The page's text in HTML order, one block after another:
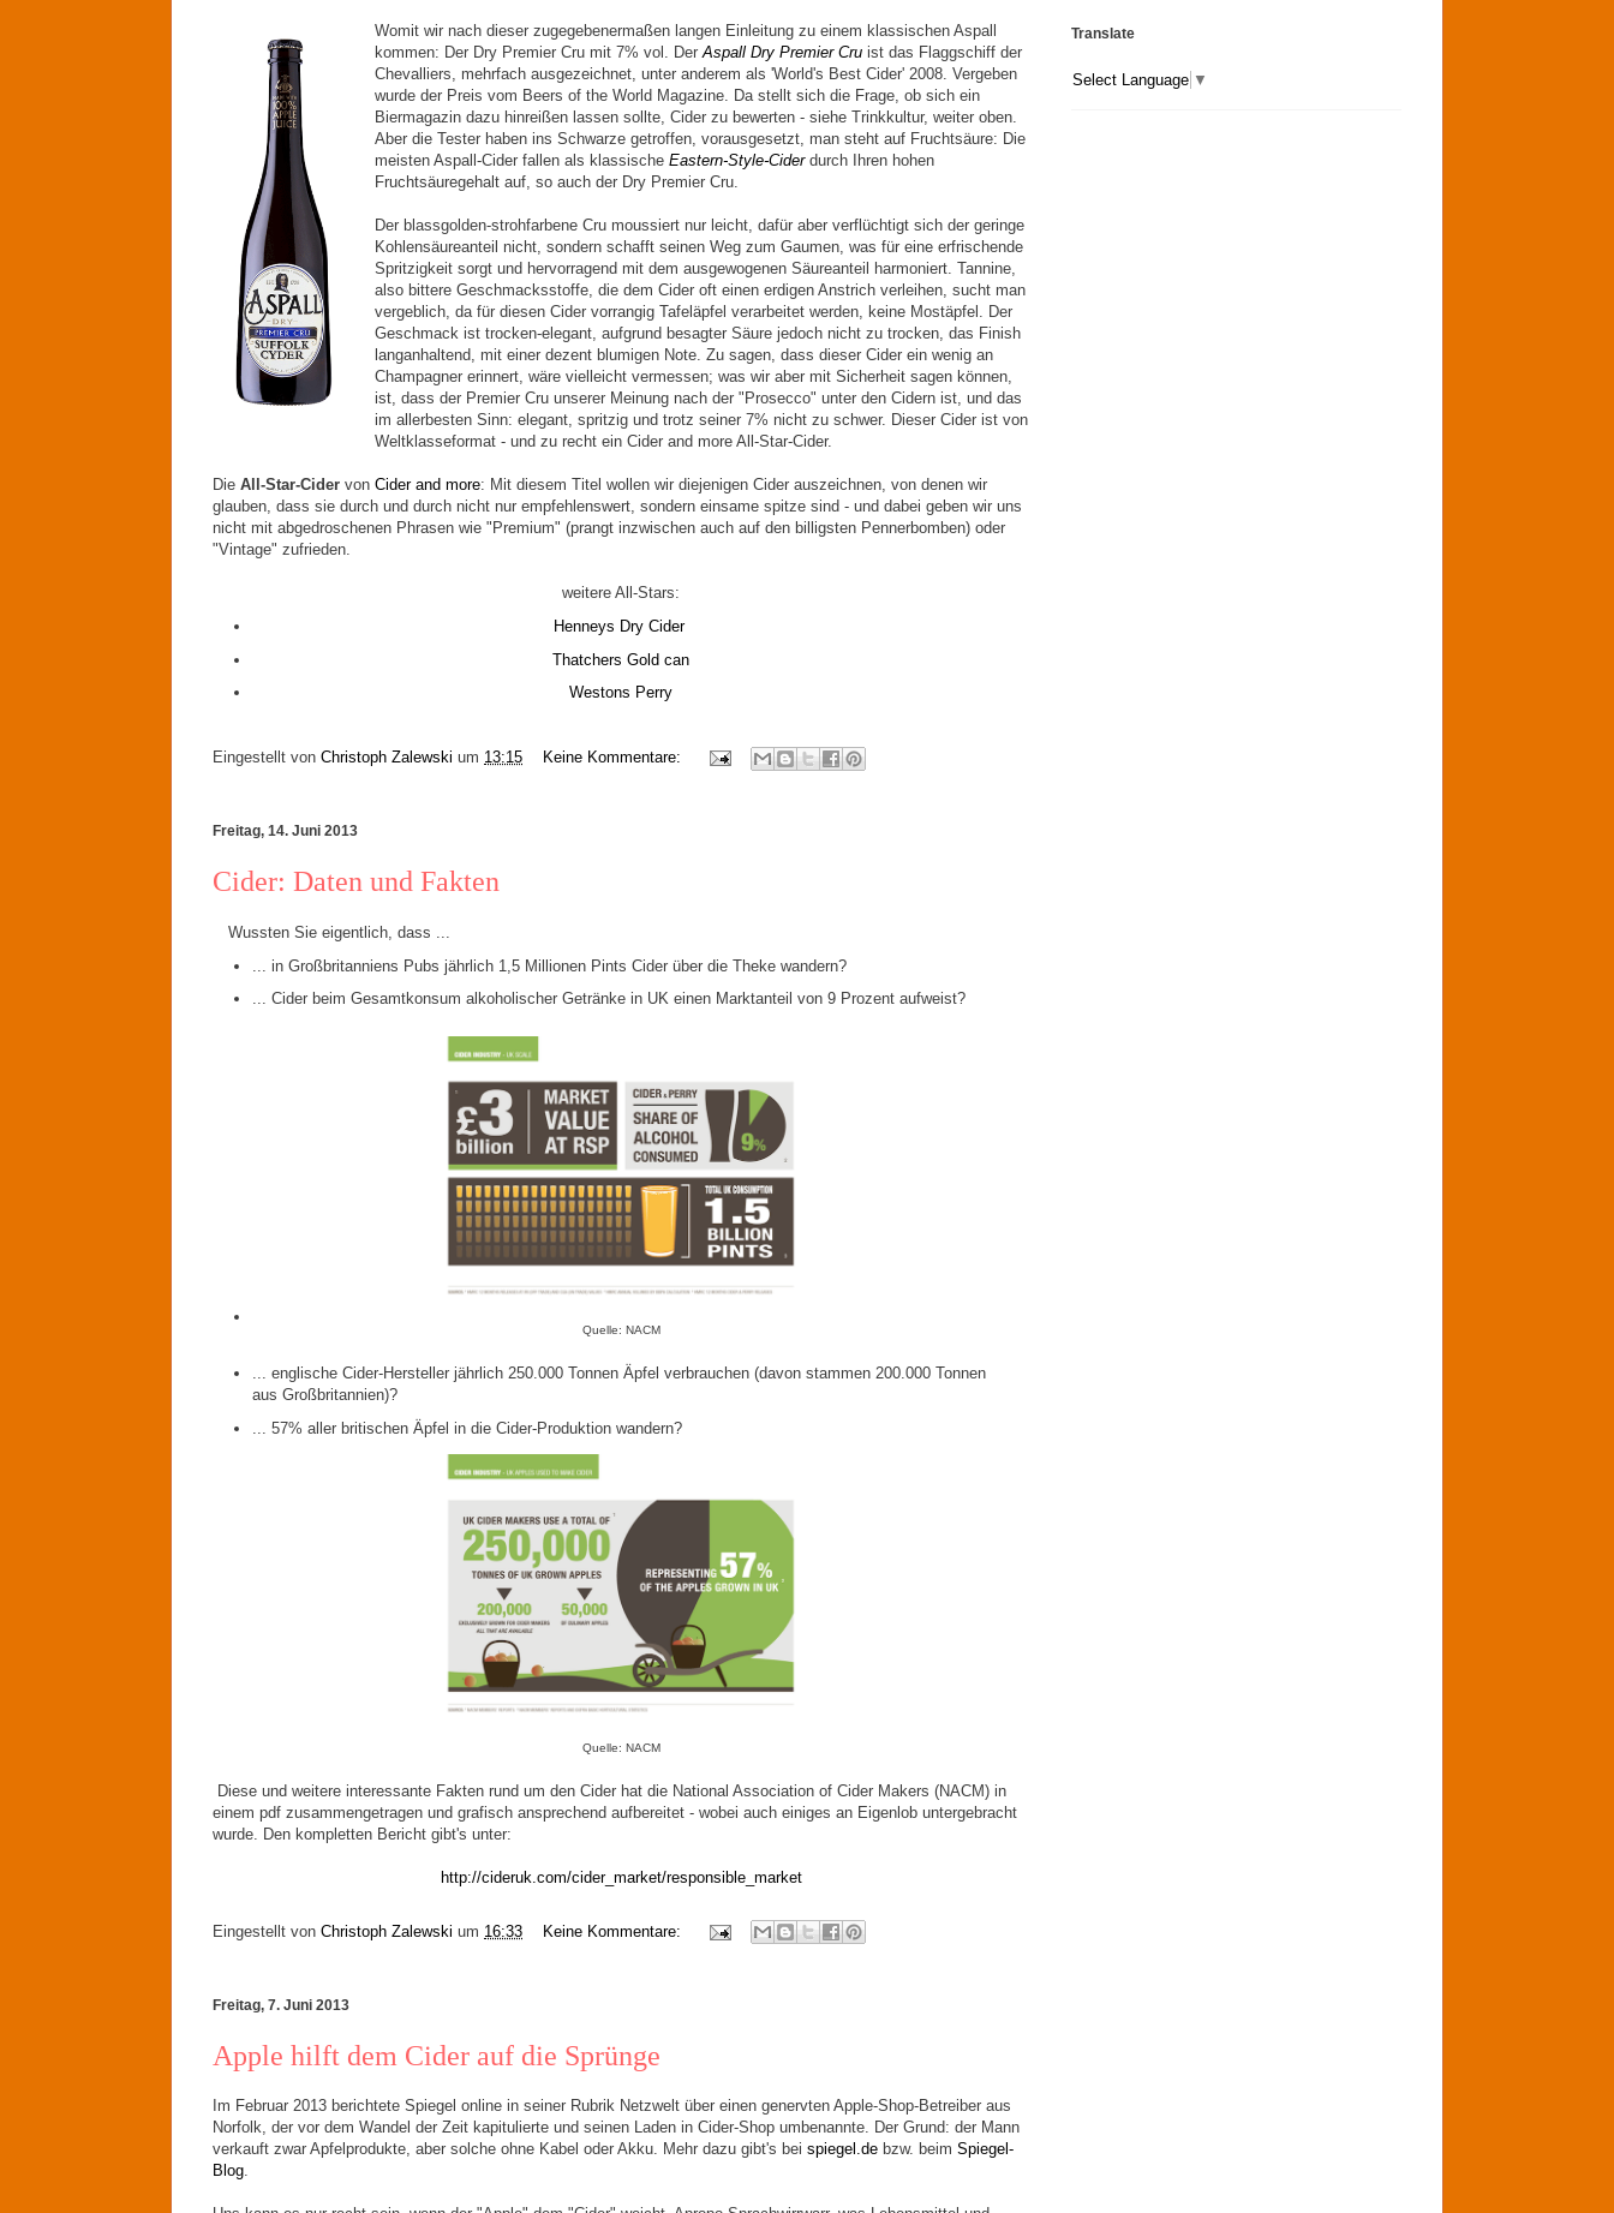
Womit wir nach dieser zugegebenermaßen langen Einleitung zu einem klassischen Aspall
kommen: Der Dry Premier Cru mit 7% vol. DerAspall Dry Premier Cru ist das Flaggschiff der
Chevalliers, mehrfach ausgezeichnet, unter anderem als 'World's Best Cider' 2008. Vergeben
wurde der Preis vom Beers of the World Magazine. Da stellt sich die Frage, ob sich ein
Biermagazin dazu hinreißen lassen sollte, Cider zu bewerten - siehe Trinkkultur, weiter oben.
Aber die Tester haben ins Schwarze getroffen, vorausgesetzt, man steht auf Fruchtsäure: Die
meisten Aspall-Cider fallen als klassische Eastern-Style-Ciderdurch Ihren hohen
Fruchtsäuregehalt auf, so auch der Dry Premier Cru.
Der blassgolden-strohfarbene Cru moussiert nur leicht, dafür aber verflüchtigt sich der geringe
Kohlensäureanteil nicht, sondern schafft seinen Weg zum Gaumen, was für eine erfrischende
Spritzigkeit sorgt und hervorragend mit dem ausgewogenen Säureanteil harmoniert. Tannine,
also bittere Geschmacksstoffe, die dem Cider oft einen erdigen Anstrich verleihen, sucht man
vergeblich, da für diesen Cider vorrangig Tafeläpfel verarbeitet werden, keine Mostäpfel. Der
Geschmack ist trocken-elegant, aufgrund besagter Säure jedoch nicht zu trocken, das Finish
langanhaltend, mit einer dezent blumigen Note. Zu sagen, dass dieser Cider ein wenig an
Champagner erinnert, wäre vielleicht vermessen; was wir aber mit Sicherheit sagen können,
ist, dass der Premier Cru unserer Meinung nach der "Prosecco" unter den Cidern ist, und das
im allerbesten Sinn: elegant, spritzig und trotz seiner 7% nicht zu schwer. Dieser Cider ist von
Weltklasseformat - und zu recht ein Cider and more All-Star-Cider.
Die All-Star-Cider von Cider and more: Mit diesem Titel wollen wir diejenigen Cider auszeichnen, von denen wir
glauben, dass sie durch und durch nicht nur empfehlenswert, sondern einsame spitze sind - und dabei geben wir uns
nicht mit abgedroschenen Phrasen wie "Premium" (prangt inzwischen auch auf den billigsten Pennerbomben) oder
"Vintage" zufrieden.
weitere All-Stars:
Henneys Dry Cider
Thatchers Gold can
Westons Perry
Eingestellt von Christoph Zalewski um 13:15 Keine Kommentare:
Freitag, 14. Juni 2013
Cider: Daten und Fakten
Wussten Sie eigentlich, dass ...
... in Großbritanniens Pubs jährlich 1,5 Millionen Pints Cider über die Theke wandern?
... Cider beim Gesamtkonsum alkoholischer Getränke in UK einen Marktanteil von 9 Prozent aufweist?
Quelle: NACM
... englische Cider-Hersteller jährlich 250.000 Tonnen Äpfel verbrauchen (davon stammen 200.000 Tonnen
aus Großbritannien)?
... 57% aller britischen Äpfel in die Cider-Produktion wandern?
Quelle: NACM
Diese und weitere interessante Fakten rund um den Cider hat die National Association of Cider Makers (NACM) in
einem pdf zusammengetragen und grafisch ansprechend aufbereitet - wobei auch einiges an Eigenlob untergebracht
wurde. Den kompletten Bericht gibt's unter:
http://cideruk.com/cider_market/responsible_market
Eingestellt von Christoph Zalewski um 16:33 Keine Kommentare:
Freitag, 7. Juni 2013
Apple hilft dem Cider auf die Sprünge
Im Februar 2013 berichtete Spiegel online in seiner Rubrik Netzwelt über einen genervten Apple-Shop-Betreiber aus
Norfolk, der vor dem Wandel der Zeit kapitulierte und seinen Laden in Cider-Shop umbenannte. Der Grund: der Mann
verkauft zwar Apfelprodukte, aber solche ohne Kabel oder Akku. Mehr dazu gibt's bei spiegel.de bzw. beim Spiegel-
Blog.
Translate
Select Language ▼